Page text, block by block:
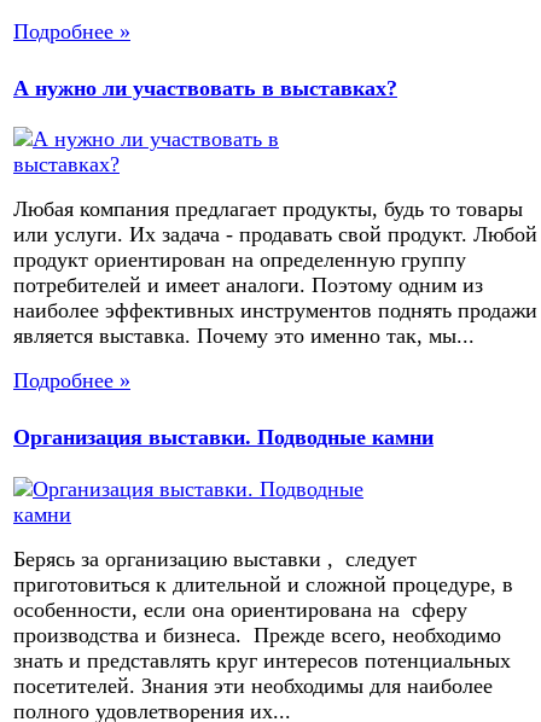
Подробнее »
А нужно ли участвовать в выставках?
Любая компания предлагает продукты, будь то товары
или услуги. Их задача - продавать свой продукт. Любой
продукт ориентирован на определенную группу
потребителей и имеет аналоги. Поэтому одним из
наиболее эффективных инструментов поднять продажи
является выставка. Почему это именно так, мы...
Подробнее »
Организация выставки. Подводные камни
Берясь за организацию выставки , следует
приготовиться к длительной и сложной процедуре, в
особенности, если она ориентирована на сферу
производства и бизнеса. Прежде всего, необходимо
знать и представлять круг интересов потенциальных
посетителей. Знания эти необходимы для наиболее
полного удовлетворения их...